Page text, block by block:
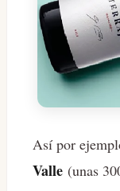
Así por
Valle (unas